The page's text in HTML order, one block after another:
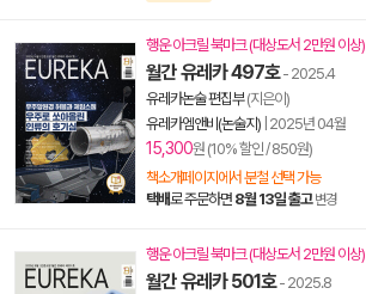
행운 아크릴 북마크 (대상도서 2만원 이상)
월간 유레카 497호- 2025.4
유레카논술 편집부(지은이)
유레카엠앤비(논술지) 2025년 04월
15,300원 (10% 할인 / 850원)
책소개페이지에서 분철 선택 가능
택배로 주문하면 8월 13일 출고 변경
행운 아크릴 북마크 (대상도서 2만원 이상)
월간 유레카 501호- 2025.8